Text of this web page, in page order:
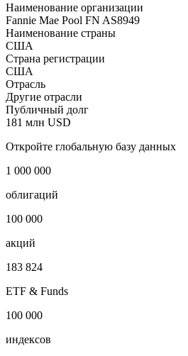
Наименование организации
Fannie Mae Pool FN AS8949
Наименование страны
США
Страна регистрации
США
Отрасль
Другие отрасли
Публичный долг
181 млн USD
Откройте глобальную базу данных
1 000 000
облигаций
100 000
акций
183 824
ETF & Funds
100 000
индексов